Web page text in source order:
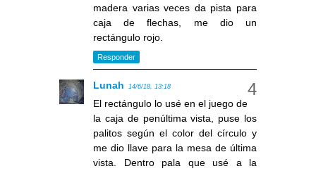
madera varias veces da pista para
caja de flechas, me dio un
rectángulo rojo.
Responder
Lunah 14/6/18, 13:18
El rectángulo lo usé en el juego de
la caja de penúltima vista, puse los
palitos según el color del círculo y
me dio llave para la mesa de última
vista. Dentro pala que usé a la